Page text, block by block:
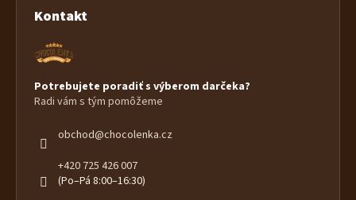
Kontakt
Potrebujete poradiť s výberom darčeka?
Radi vám s tým pomôžeme
obchod@chocolenka.cz
+420 725 426 007
(Po–Pá 8:00–16:30)